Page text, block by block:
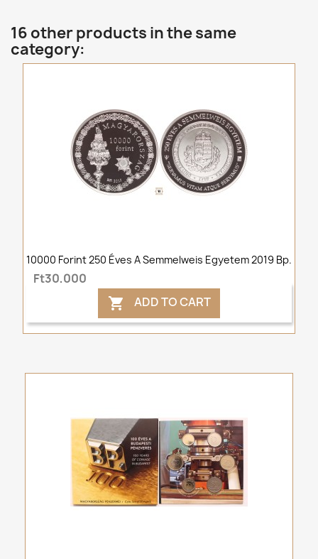
16 other products in the same
category:
10000 Forint 250 Éves A Semmelweis Egyetem 2019 Bp.
Ft30,000
 ADD TO CART